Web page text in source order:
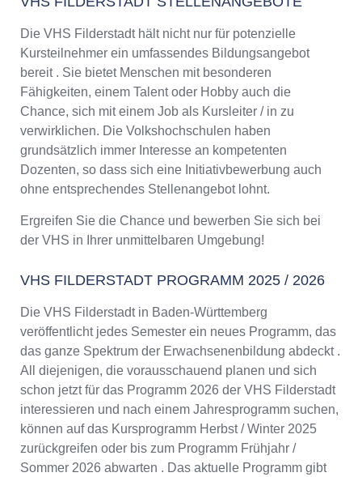
Die VHS Filderstadt hält nicht nur für potenzielle
Kursteilnehmer ein umfassendes Bildungsangebot
bereit . Sie bietet Menschen mit besonderen
Fähigkeiten, einem Talent oder Hobby auch die
Chance, sich mit einem Job als Kursleiter / in zu
verwirklichen. Die Volkshochschulen haben
grundsätzlich immer Interesse an kompetenten
Dozenten, so dass sich eine Initiativbewerbung auch
ohne entsprechendes Stellenangebot lohnt.
Ergreifen Sie die Chance und bewerben Sie sich bei
der VHS in Ihrer unmittelbaren Umgebung!
VHS FILDERSTADT PROGRAMM 2025 / 2026
Die VHS Filderstadt in Baden-Württemberg
veröffentlicht jedes Semester ein neues Programm, das
das ganze Spektrum der Erwachsenenbildung abdeckt .
All diejenigen, die vorausschauend planen und sich
schon jetzt für das Programm 2026 der VHS Filderstadt
interessieren und nach einem Jahresprogramm suchen,
können auf das Kursprogramm Herbst / Winter 2025
zurückgreifen oder bis zum Programm Frühjahr /
Sommer 2026 abwarten . Das aktuelle Programm gibt